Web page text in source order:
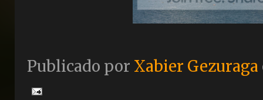
Publicado por Xabier Gezuraga